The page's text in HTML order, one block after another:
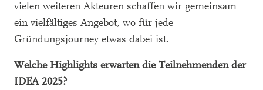
vielen weiteren Akteuren schaffen wir gemeinsam
ein vielfältiges Angebot, wo für jede
Gründungsjourney etwas dabei ist.
Welche Highlights erwarten die Teilnehmenden der
IDEA 2025?